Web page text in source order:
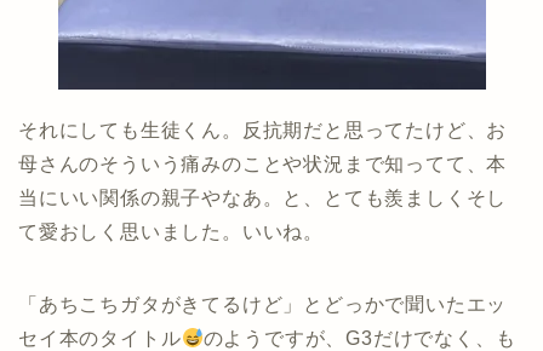
それにしても生徒くん。反抗期だと思ってたけど、お
母さんのそういう痛みのことや状況まで知ってて、本
当にいい関係の親子やなあ。と、とても羨ましくそし
て愛おしく思いました。いいね。
「あちこちガタがきてるけど」とどっかで聞いたエッ
セイ本のタイトル
のようですが、G3だけでなく、も